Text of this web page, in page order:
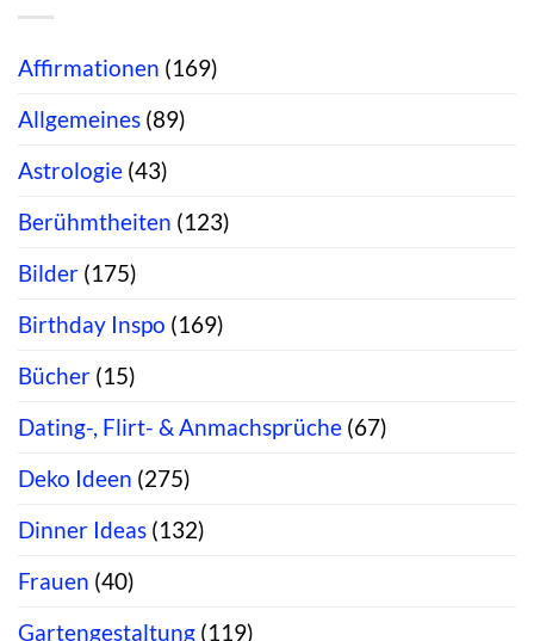
Affirmationen (169)
Allgemeines (89)
Astrologie (43)
Berühmtheiten (123)
Bilder (175)
Birthday Inspo (169)
Bücher (15)
Dating-, Flirt- & Anmachsprüche (67)
Deko Ideen (275)
Dinner Ideas (132)
Frauen (40)
Gartengestaltung (119)